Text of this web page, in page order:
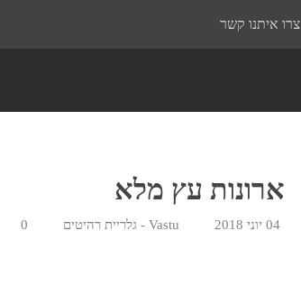
צרו איתנו קשר
ארונות עץ מלא
04 יוני 2018 Vastu - גלריית רהיטים